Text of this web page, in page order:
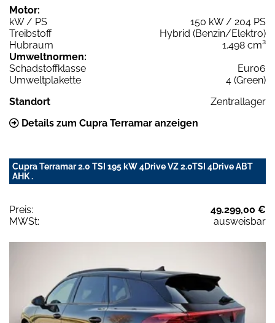
Motor:
kW / PS
150 kW / 204 PS
Treibstoff
Hybrid (Benzin/Elektro)
Hubraum
1.498 cm³
Umweltnormen:
Schadstoffklasse
Euro6
Umweltplakette
4 (Green)
Standort
Zentrallager
Details zum Cupra Terramar anzeigen
Cupra Terramar 2.0 TSI 195 kW 4Drive VZ 2.0TSI 4Drive ABT
AHK .
Preis:
49.299,00 €
MWSt:
ausweisbar